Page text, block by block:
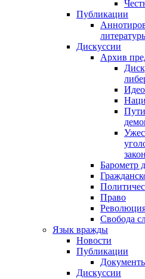
Публикации
Дискуссии
Архив
Барометр
Право
Свобода
Язык вражды
Новости
Публикации
Дискуссии